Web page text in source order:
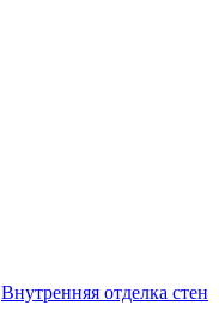
Внутренняя отделка стен